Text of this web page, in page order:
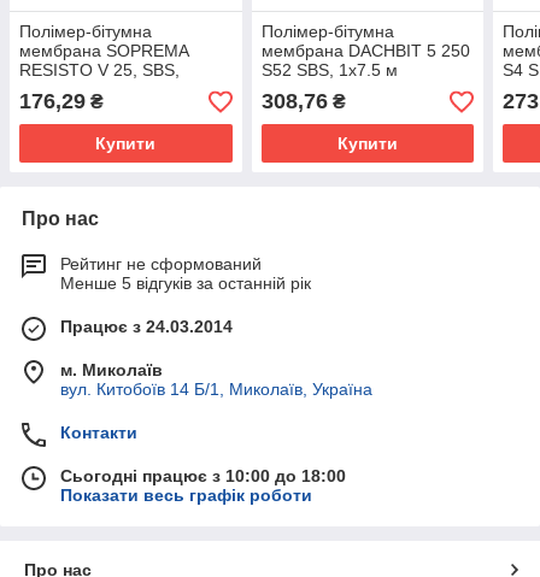
Полімер-бітумна
мембрана SOPREMA
RESISTO V 25, SBS,
1х15м
176,29 ₴
Купити
Полімер-бітумна
мембрана DACHBIT 5 250
S52 SBS, 1х7.5 м
308,76₴
Купити
S4
Про нас
Рейтинг не сформований
Менше 5 відгуків за останній рік
Працює з 24.03.2014
м. Миколаїв
вул. Китобоїв 14 Б/1, Миколаїв, Україна
Контакти
Сьогодні працює з 10:00 до 18:00
Показати весь графік роботи
Про нас